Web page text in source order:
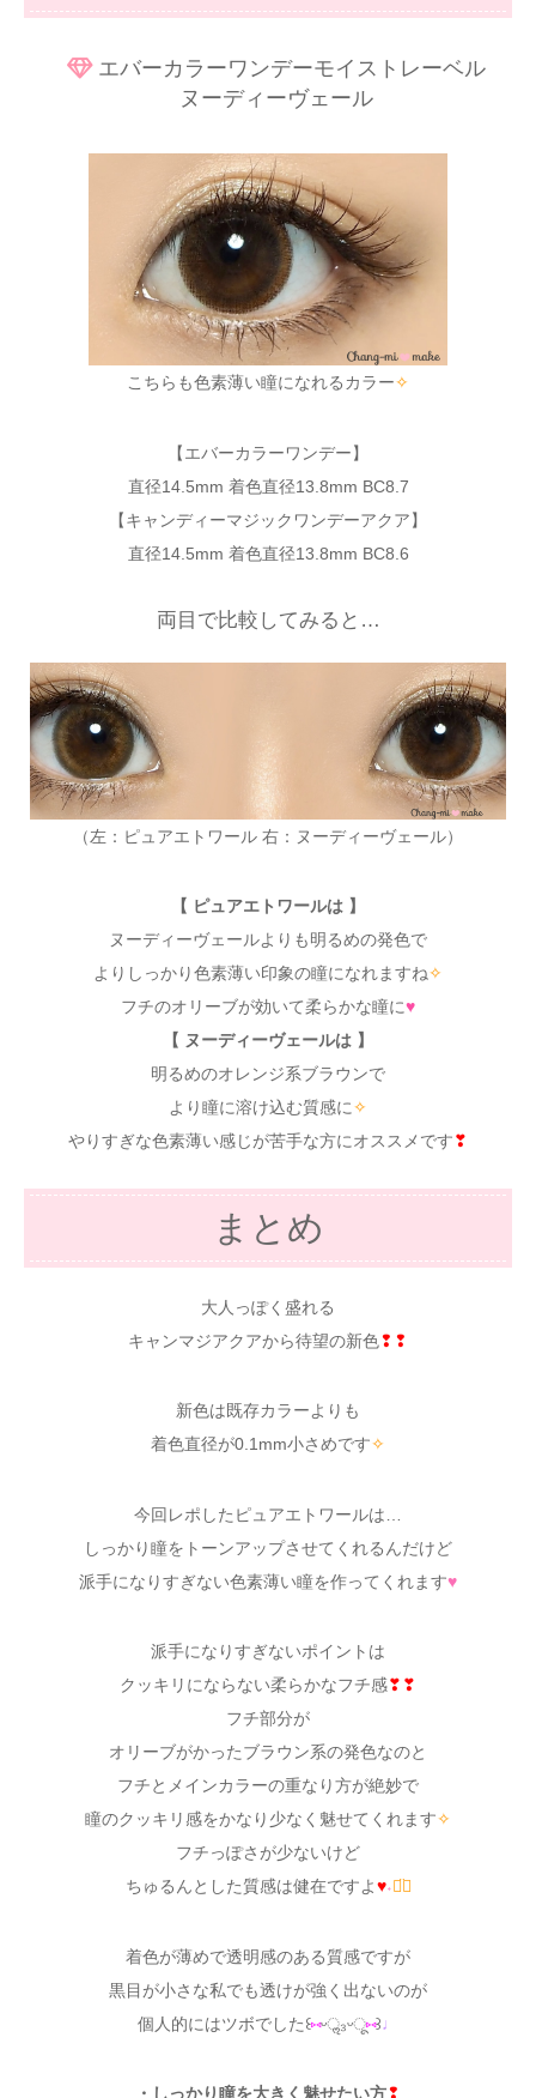
エバーカラーワンデーモイストレーベル
ヌーディーヴェール
こちらも色素薄い瞳になれるカラー✧
【エバーカラーワンデー】
直径14.5mm 着色直径13.8mm BC8.7
【キャンディーマジックワンデーアクア】
直径14.5mm 着色直径13.8mm BC8.6
両目で比較してみると…
（左：ピュアエトワール 右：ヌーディーヴェール）
【 ピュアエトワールは 】
ヌーディーヴェールよりも明るめの発色で
よりしっかり色素薄い印象の瞳になれますね✧
フチのオリーブが効いて柔らかな瞳に♥
【 ヌーディーヴェールは 】
明るめのオレンジ系ブラウンで
より瞳に溶け込む質感に✧
やりすぎな色素薄い感じが苦手な方にオススメです❣
まとめ
大人っぽく盛れる
キャンマジアクアから待望の新色❢❢
新色は既存カラーよりも
着色直径が0.1mm小さめです✧
今回レポしたピュアエトワールは…
しっかり瞳をトーンアップさせてくれるんだけど
派手になりすぎない色素薄い瞳を作ってくれます♥
派手になりすぎないポイントは
クッキリにならない柔らかなフチ感❣❣
フチ部分が
オリーブがかったブラウン系の発色なのと
フチとメインカラーの重なり方が絶妙で
瞳のクッキリ感をかなり少なく魅せてくれます✧
フチっぽさが少ないけど
ちゅるんとした質感は健在ですよ♥˖◡̈⃝
着色が薄めで透明感のある質感ですが
黒目が小さな私でも透けが強く出ないのが
個人的にはツボでした꒰⑅ᵕॢ₃ᵕू⑅꒱♩
・しっかり瞳を大きく魅せたい方❢